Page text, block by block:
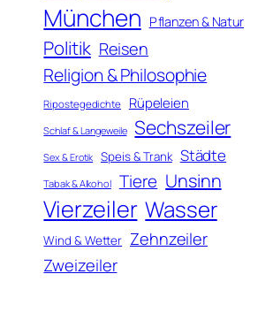
München Pflanzen & Natur
Politik Reisen
Religion & Philosophie
Ripostegedichte Rüpeleien
Schlaf & Langeweile Sechszeiler
Sex & Erotik Speis & Trank Städte
Tabak & Alkohol Tiere Unsinn
Vierzeiler Wasser
Wind & Wetter Zehnzeiler
Zweizeiler